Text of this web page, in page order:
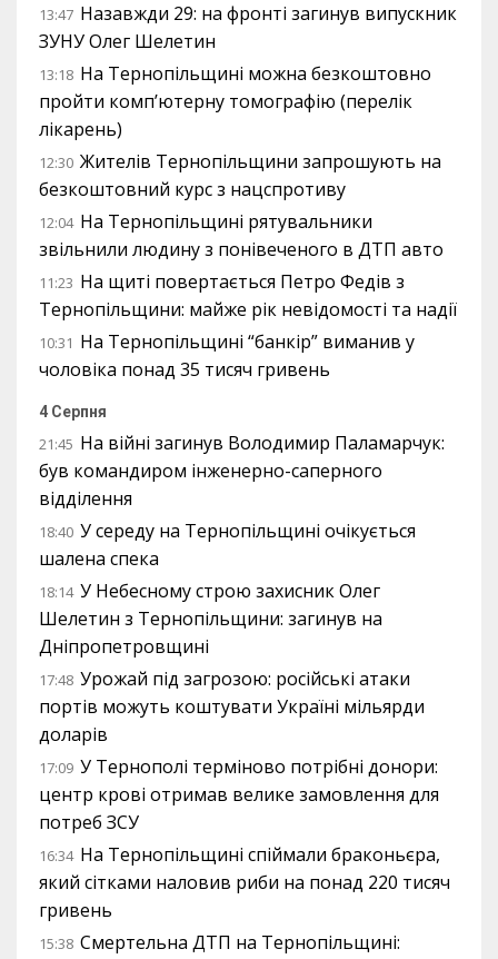
13:47 Назавжди 29: на фронті загинув випускник
ЗУНУ Олег Шелетин
13:18 На Тернопільщині можна безкоштовно
пройти комп’ютерну томографію (перелік
лікарень)
12:30 Жителів Тернопільщини запрошують на
безкоштовний курс з нацспротиву
12:04 На Тернопільщині рятувальники
звільнили людину з понівеченого в ДТП авто
11:23 На щиті повертається Петро Федів з
Тернопільщини: майже рік невідомості та надії
10:31 На Тернопільщині “банкір” виманив у
чоловіка понад 35 тисяч гривень
4 Серпня
21:45 На війні загинув Володимир Паламарчук:
був командиром інженерно-саперного
відділення
18:40 У середу на Тернопільщині очікується
шалена спека
18:14 У Небесному строю захисник Олег
Шелетин з Тернопільщини: загинув на
Дніпропетровщині
17:48 Урожай під загрозою: російські атаки
портів можуть коштувати Україні мільярди
доларів
17:09 У Тернополі терміново потрібні донори:
центр крові отримав велике замовлення для
потреб ЗСУ
16:34 На Тернопільщині спіймали браконьєра,
який сітками наловив риби на понад 220 тисяч
гривень
15:38 Смертельна ДТП на Тернопільщині: